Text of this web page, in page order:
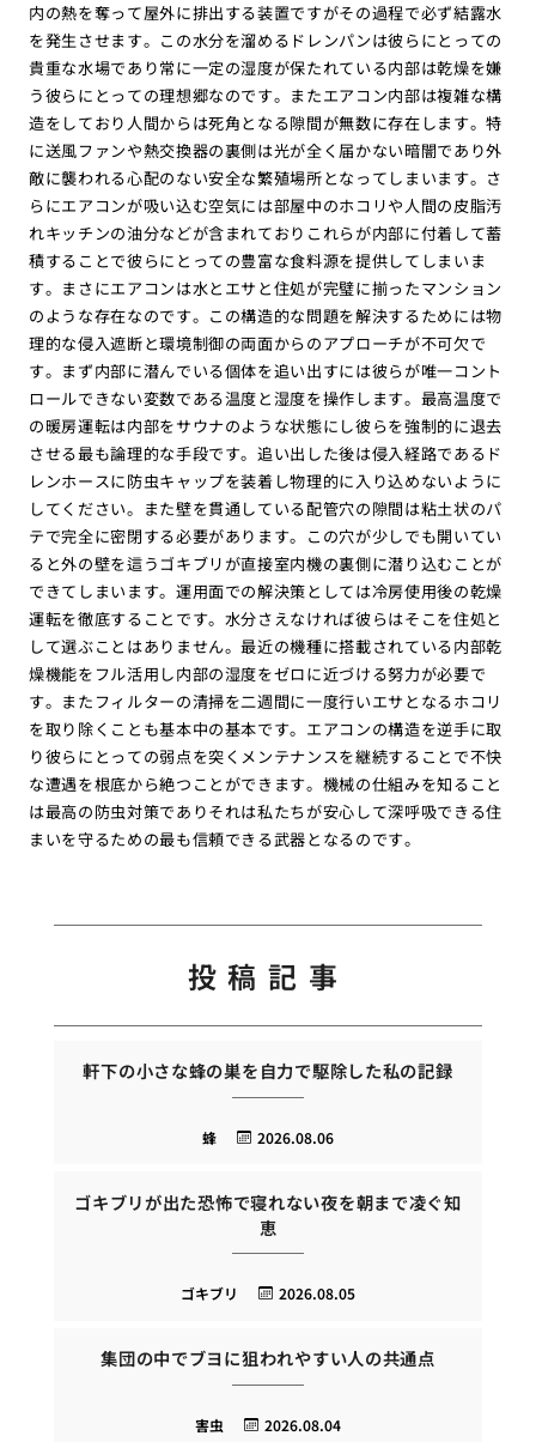
内の熱を奪って屋外に排出する装置ですがその過程で必ず結露水
を発生させます。この水分を溜めるドレンパンは彼らにとっての
貴重な水場であり常に一定の湿度が保たれている内部は乾燥を嫌
う彼らにとっての理想郷なのです。またエアコン内部は複雑な構
造をしており人間からは死角となる隙間が無数に存在します。特
に送風ファンや熱交換器の裏側は光が全く届かない暗闇であり外
敵に襲われる心配のない安全な繁殖場所となってしまいます。さ
らにエアコンが吸い込む空気には部屋中のホコリや人間の皮脂汚
れキッチンの油分などが含まれておりこれらが内部に付着して蓄
積することで彼らにとっての豊富な食料源を提供してしまいま
す。まさにエアコンは水とエサと住処が完璧に揃ったマンション
のような存在なのです。この構造的な問題を解決するためには物
理的な侵入遮断と環境制御の両面からのアプローチが不可欠で
す。まず内部に潜んでいる個体を追い出すには彼らが唯一コント
ロールできない変数である温度と湿度を操作します。最高温度で
の暖房運転は内部をサウナのような状態にし彼らを強制的に退去
させる最も論理的な手段です。追い出した後は侵入経路であるド
レンホースに防虫キャップを装着し物理的に入り込めないように
してください。また壁を貫通している配管穴の隙間は粘土状のパ
テで完全に密閉する必要があります。この穴が少しでも開いてい
ると外の壁を這うゴキブリが直接室内機の裏側に潜り込むことが
できてしまいます。運用面での解決策としては冷房使用後の乾燥
運転を徹底することです。水分さえなければ彼らはそこを住処と
して選ぶことはありません。最近の機種に搭載されている内部乾
燥機能をフル活用し内部の湿度をゼロに近づける努力が必要で
す。またフィルターの清掃を二週間に一度行いエサとなるホコリ
を取り除くことも基本中の基本です。エアコンの構造を逆手に取
り彼らにとっての弱点を突くメンテナンスを継続することで不快
な遭遇を根底から絶つことができます。機械の仕組みを知ること
は最高の防虫対策でありそれは私たちが安心して深呼吸できる住
まいを守るための最も信頼できる武器となるのです。
投稿記事
軒下の小さな蜂の巣を自力で駆除した私の記録
2026.08.06
蜂
ゴキブリが出た恐怖で寝れない夜を朝まで凌ぐ知
恵
2026.08.05
ゴキブリ
集団の中でブヨに狙われやすい人の共通点
2026.08.04
害虫